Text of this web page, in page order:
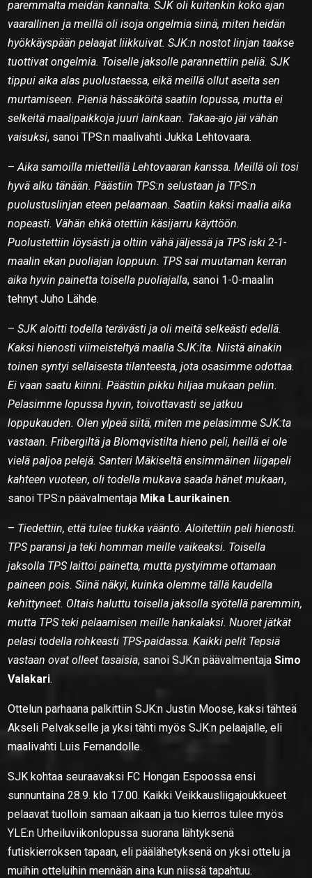
paremmalta meidän kannalta. SJK oli kuitenkin koko ajan
vaarallinen ja meillä oli isoja ongelmia siinä, miten heidän
hyökkäyspään pelaajat liikkuivat. SJK:n nostot linjan taakse
tuottivat ongelmia. Toiselle jaksolle parannettiin peliä. SJK
tippui aika alas puolustaessa, eikä meillä ollut aseita sen
murtamiseen. Pieniä hässäköitä saatiin lopussa, mutta ei
selkeitä maalipaikkoja juuri lainkaan. Takaa-ajo jäi vähän
vaisuksi, sanoi TPS:n maalivahti Jukka Lehtovaara.
–Aika samoilla mietteillä Lehtovaaran kanssa. Meillä oli tosi
hyvä alku tänään. Päästiin TPS:n selustaan ja TPS:n
puolustuslinjan eteen pelaamaan. Saatiin kaksi maalia aika
nopeasti. Vähän ehkä otettiin käsijarru käyttöön.
Puolustettiin löysästi ja oltiin vähä jäljessä ja TPS iski 2-1-
maalin ekan puoliajan loppuun. TPS sai muutaman kerran
aika hyvin painetta toisella puoliajalla, sanoi 1-0-maalin
tehnyt Juho Lähde.
–SJK aloitti todella terävästi ja oli meitä selkeästi edellä.
Kaksi hienosti viimeisteltyä maalia SJK:lta. Niistä ainakin
toinen syntyi sellaisesta tilanteesta, jota osasimme odottaa.
Ei vaan saatu kiinni. Päästiin pikku hiljaa mukaan peliin.
Pelasimme lopussa hyvin, toivottavasti se jatkuu
loppukauden. Olen ylpeä siitä, miten me pelasimme SJK:ta
vastaan. Fribergiltä ja Blomqvistilta hieno peli, heillä ei ole
vielä paljoa pelejä. Santeri Mäkiseltä ensimmäinen liigapeli
kahteen vuoteen, oli todella mukava saada hänet mukaan,
sanoi TPS:n päävalmentaja Mika Laurikainen.
– Tiedettiin, että tulee tiukka vääntö. Aloitettiin peli hienosti.
TPS paransi ja teki homman meille vaikeaksi. Toisella
jaksolla TPS laittoi painetta, mutta pystyimme ottamaan
paineen pois. Siinä näkyi, kuinka olemme tällä kaudella
kehittyneet. Oltais haluttu toisella jaksolla syötellä paremmin,
mutta TPS teki pelaamisen meille hankalaksi. Nuoret jätkät
pelasi todella rohkeasti TPS-paidassa. Kaikki pelit Tepsiä
vastaan ovat olleet tasaisia, sanoi SJK:n päävalmentajaSimo
Valakari.
Ottelun parhaana palkittiin SJK:n Justin Moose, kaksi tähteä
Akseli Pelvakselle ja yksi tähti myös SJK:n pelaajalle, eli
maalivahti Luis Fernandolle.
SJK kohtaa seuraavaksi FC Hongan Espoossa ensi
sunnuntaina 28.9. klo 17.00. Kaikki Veikkausliigajoukkueet
pelaavat tuolloin samaan aikaan ja tuo kierros tulee myös
YLE:n Urheiluviikonlopussa suorana lähtyksenä
futiskierroksen tapaan, eli päälähetyksenä on yksi ottelu ja
muihin otteluihin mennään aina kun niissä tapahtuu.